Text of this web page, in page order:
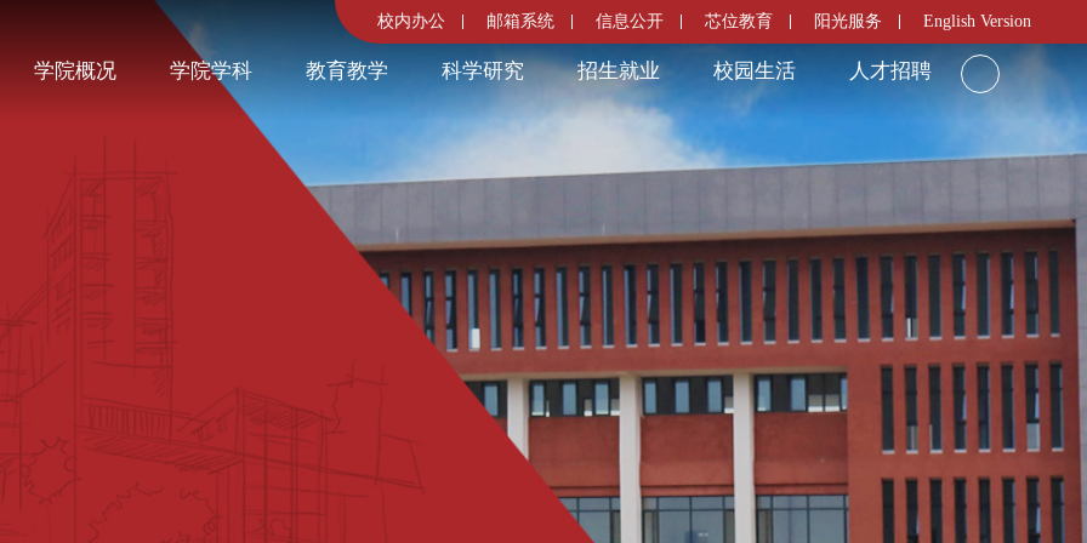
学院概况 学院学科 教育教学 科学研究 招生就业 校园生活 人才招聘
校内办公 邮箱系统 信息公开 芯位教育 阳光服务 English Version